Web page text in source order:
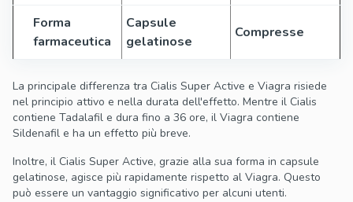
Forma
farmaceutica
Capsule
gelatinose
Compresse
La principale differenza tra Cialis Super Active e Viagra risiede
nel principio attivo e nella durata dell'effetto. Mentre il Cialis
contiene Tadalafil e dura fino a 36 ore, il Viagra contiene
Sildenafil e ha un effetto più breve.
Inoltre, il Cialis Super Active, grazie alla sua forma in capsule
gelatinose, agisce più rapidamente rispetto al Viagra. Questo
può essere un vantaggio significativo per alcuni utenti.